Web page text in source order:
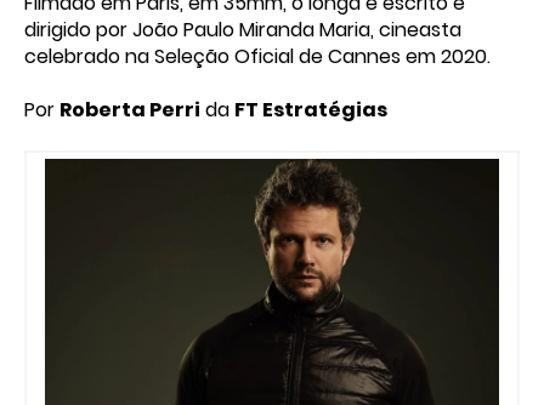
dirigido por João Paulo Miranda Maria, cineasta
celebrado na Seleção Oficial de Cannes em 2020.
Por Roberta Perri da FT Estratégias